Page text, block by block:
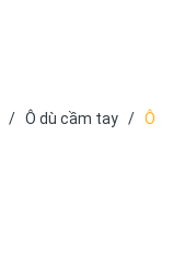
/ Ô dù cầm tay / Ô